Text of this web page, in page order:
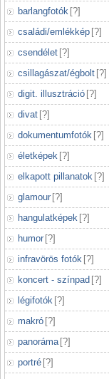
barlangfotók [?]
családi/emlékkép [?]
csendélet [?]
csillagászat/égbolt [?]
digit. illusztráció [?]
divat [?]
dokumentumfotók [?]
életképek [?]
elkapott pillanatok [?]
glamour [?]
hangulatképek [?]
humor [?]
infravörös fotók [?]
koncert - színpad [?]
légifotók [?]
makró [?]
panoráma [?]
portré [?]